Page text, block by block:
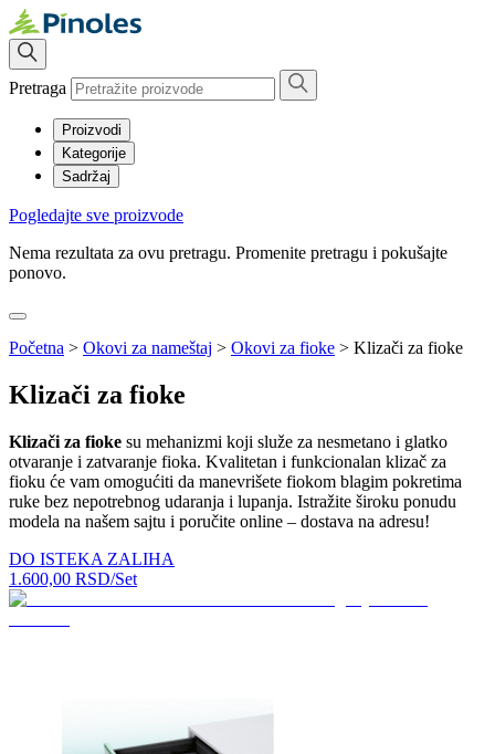
Pretraga
Proizvodi
Kategorije
Sadržaj
Pogledajte sve proizvode
Nema rezultata za ovu pretragu. Promenite pretragu i pokušajte
ponovo.
Početna > Okovi za nameštaj > Okovi za fioke > Klizači za fioke
Klizači za fioke
Klizači za fioke su mehanizmi koji služe za nesmetano i glatko
otvaranje i zatvaranje fioka. Kvalitetan i funkcionalan klizač za
fioku će vam omogućiti da manevrišete fiokom blagim pokretima
ruke bez nepotrebnog udaranja i lupanja. Istražite široku ponudu
modela na našem sajtu i poručite online – dostava na adresu!
DO ISTEKA ZALIHA
1.600,00 RSD/Set